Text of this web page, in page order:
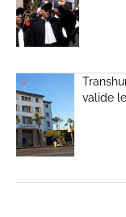
valide